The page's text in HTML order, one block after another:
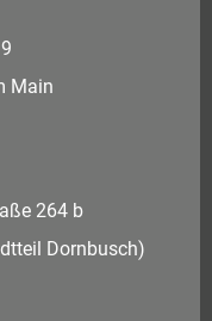
Main
264 b
Dornbusch)